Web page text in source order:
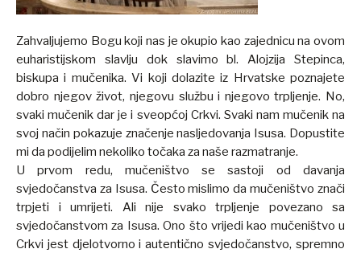
Zahvaljujemo Bogu koji nas je okupio kao zajednicu na ovom
euharistijskom slavlju dok slavimo bl. Alojzija Stepinca,
biskupa i mučenika. Vi koji dolazite iz Hrvatske poznajete
dobro njegov život, njegovu službu i njegovo trpljenje. No,
svaki mučenik dar je i sveopćoj Crkvi. Svaki nam mučenik na
svoj način pokazuje značenje nasljedovanja Isusa. Dopustite
mi da podijelim nekoliko točaka za naše razmatranje.
U prvom redu, mučeništvo se sastoji od davanja
svjedočanstva za Isusa. Često mislimo da mučeništvo znači
trpjeti i umrijeti. Ali nije svako trpljenje povezano sa
svjedočanstvom za Isusa. Ono što vrijedi kao mučeništvo u
Crkvi jest djelotvorno i autentično svjedočanstvo, spremno